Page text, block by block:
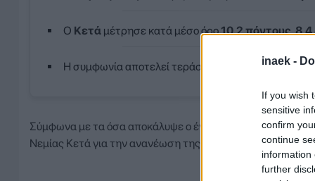
inaek -
If you wish
sensitive
confirm
continue
information
further
Ο Κετάμέτρησε κατά μέσο όρο10,2 πόντους,8,4
Η συμφωνία αποτελεί τεράστια δικαίωση για τον
Σύμφωνα με τα όσα αποκάλυψε ο έγκριτος
Νεμίας Κετά για την ανανέωση της συνεργασίας τους.